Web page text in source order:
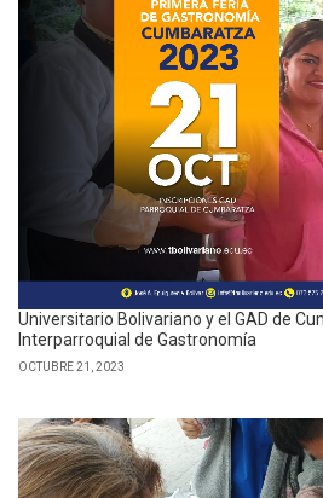
Universitario Bolivariano y el GAD de
Interparroquial de Gastronomía
OCTUBRE 21, 2023